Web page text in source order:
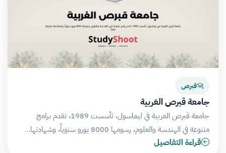
قبرص
جامعة قبرص الغربية
جامعة قبرص الغربية في ليماسول، تأسست 1989، تقدم برامج
متنوعة في الهندسة والعلوم، رسومها 8000 يورو سنوياً، وشهادتها…
قراءة التفاصيل